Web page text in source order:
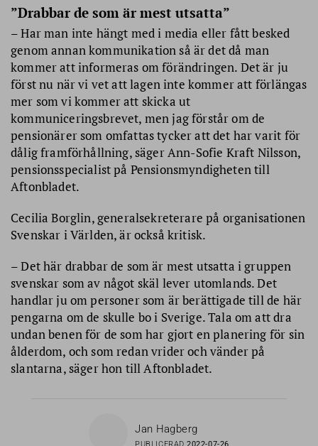
”Drabbar de som är mest utsatta”
– Har man inte hängt med i media eller fått besked
genom annan kommunikation så är det då man
kommer att informeras om förändringen. Det är ju
först nu när vi vet att lagen inte kommer att förlängas
mer som vi kommer att skicka ut
kommuniceringsbrevet, men jag förstår om de
pensionärer som omfattas tycker att det har varit för
dålig framförhållning, säger Ann-Sofie Kraft Nilsson,
pensionsspecialist på Pensionsmyndigheten till
Aftonbladet.
Cecilia Borglin, generalsekreterare på organisationen
Svenskar i Världen, är också kritisk.
– Det här drabbar de som är mest utsatta i gruppen
svenskar som av något skäl lever utomlands. Det
handlar ju om personer som är berättigade till de här
pengarna om de skulle bo i Sverige. Tala om att dra
undan benen för de som har gjort en planering för sin
ålderdom, och som redan vrider och vänder på
slantarna, säger hon till Aftonbladet.
Jan Hagberg